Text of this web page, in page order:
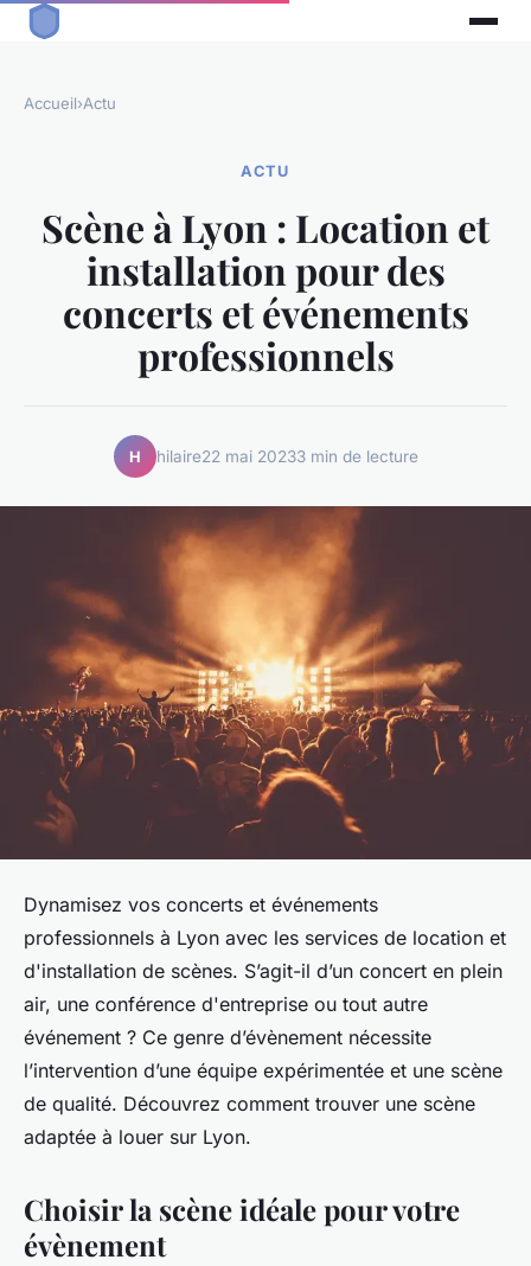
Accueil›Actu
ACTU
Scène à Lyon : Location et
installation pour des
concerts et événements
professionnels
H hilaire22 mai 20233 min de lecture
Dynamisez vos concerts et événements
professionnels à Lyon avec les services de location et
d'installation de scènes. S’agit-il d’un concert en plein
air, une conférence d'entreprise ou tout autre
événement ? Ce genre d’évènement nécessite
l’intervention d’une équipe expérimentée et une scène
de qualité. Découvrez comment trouver une scène
adaptée à louer sur Lyon.
Choisir la scène idéale pour votre
évènement